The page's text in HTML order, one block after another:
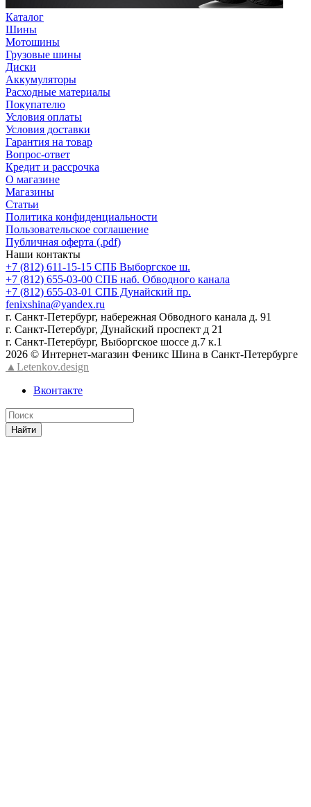
Каталог
Шины
Мотошины
Грузовые шины
Диски
Аккумуляторы
Расходные материалы
Покупателю
Условия оплаты
Условия доставки
Гарантия на товар
Вопрос-ответ
Кредит и рассрочка
О магазине
Магазины
Статьи
Политика конфиденциальности
Пользовательское соглашение
Публичная оферта (.pdf)
Наши контакты
+7 (812) 611-15-15 СПБ Выборгское ш.
+7 (812) 655-03-00 СПБ наб. Обводного канала
+7 (812) 655-03-01 СПБ Дунайский пр.
fenixshina@yandex.ru
г. Санкт-Петербург, набережная Обводного канала д. 91
г. Санкт-Петербург, Дунайский проспект д 21
г. Санкт-Петербург, Выборгское шоссе д.7 к.1
2026 © Интернет-магазин Феникс Шина в Санкт-Петербурге
▲Letenkov.design
Вконтакте
Найти